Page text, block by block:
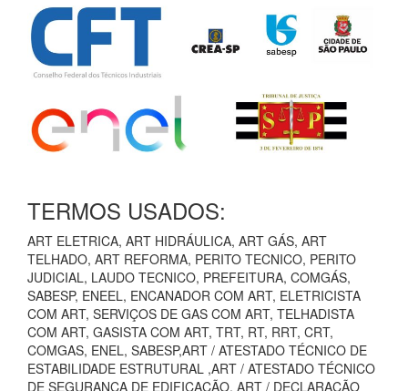
TERMOS USADOS:
ART ELETRICA, ART HIDRÁULICA, ART GÁS, ART
TELHADO, ART REFORMA, PERITO TECNICO, PERITO
JUDICIAL, LAUDO TECNICO, PREFEITURA, COMGÁS,
SABESP, ENEEL, ENCANADOR COM ART, ELETRICISTA
COM ART, SERVIÇOS DE GAS COM ART, TELHADISTA
COM ART, GASISTA COM ART, TRT, RT, RRT, CRT,
COMGAS, ENEL, SABESP,ART / ATESTADO TÉCNICO DE
ESTABILIDADE ESTRUTURAL ,ART / ATESTADO TÉCNICO
DE SEGURANÇA DE EDIFICAÇÃO, ART / DECLARAÇÃO